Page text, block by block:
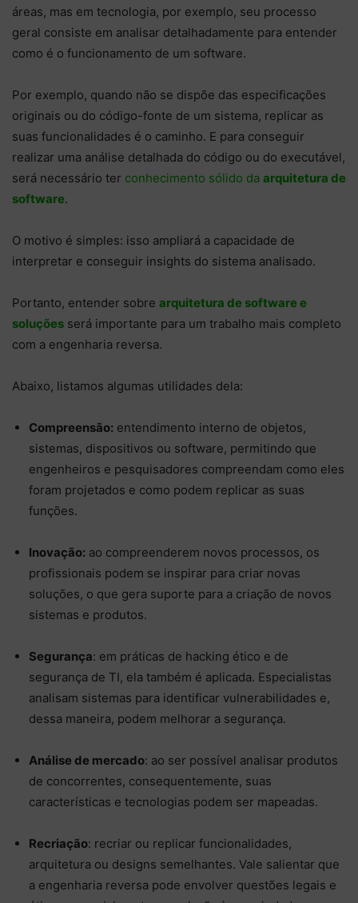
áreas, mas em tecnologia, por exemplo, seu processo
geral consiste em analisar detalhadamente para entender
como é o funcionamento de um software.
Por exemplo, quando não se dispõe das especificações
originais ou do código-fonte de um sistema, replicar as
suas funcionalidades é o caminho. E para conseguir
realizar uma análise detalhada do código ou do executável,
será necessário ter conhecimento sólido da arquitetura de
software.
O motivo é simples: isso ampliará a capacidade de
interpretar e conseguir insights do sistema analisado.
Portanto, entender sobre arquitetura de software e
soluções será importante para um trabalho mais completo
com a engenharia reversa.
Abaixo, listamos algumas utilidades dela:
Compreensão: entendimento interno de objetos,
sistemas, dispositivos ou software, permitindo que
engenheiros e pesquisadores compreendam como eles
foram projetados e como podem replicar as suas
funções.
Inovação: ao compreenderem novos processos, os
profissionais podem se inspirar para criar novas
soluções, o que gera suporte para a criação de novos
sistemas e produtos.
Segurança: em práticas de hacking ético e de
segurança de TI, ela também é aplicada. Especialistas
analisam sistemas para identificar vulnerabilidades e,
dessa maneira, podem melhorar a segurança.
Análise de mercado: ao ser possível analisar produtos
de concorrentes, consequentemente, suas
características e tecnologias podem ser mapeadas.
Recriação: recriar ou replicar funcionalidades,
arquitetura ou designs semelhantes. Vale salientar que
a engenharia reversa pode envolver questões legais e